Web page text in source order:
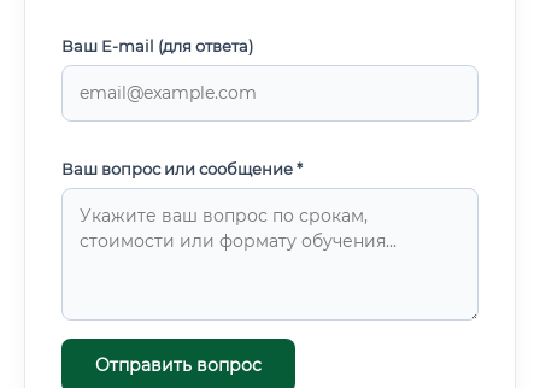
Ваш E-mail (для ответа)
Ваш вопрос или сообщение *
Отправить вопрос